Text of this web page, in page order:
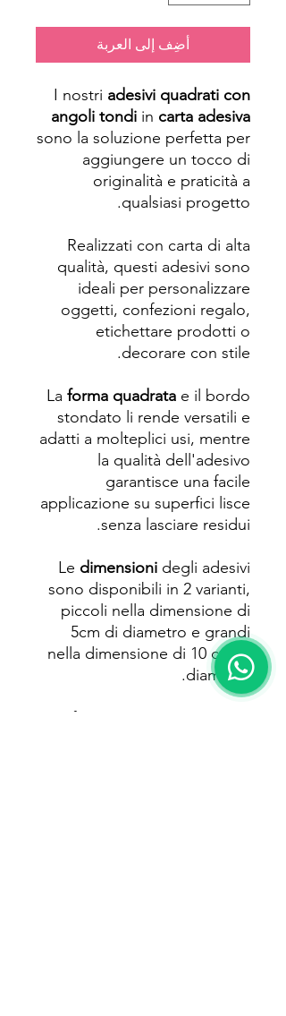
أضِف إلى العربة
I nostri adesivi quadrati con
angoli tondi in carta adesiva
sono la soluzione perfetta per
aggiungere un tocco di
originalità e praticità a
qualsiasi progetto.
Realizzati con carta di alta
qualità, questi adesivi sono
ideali per personalizzare
oggetti, confezioni regalo,
etichettare prodotti o
decorare con stile.
La forma quadrata e il bordo
stondato li rende versatili e
adatti a molteplici usi, mentre
la qualità dell'adesivo
garantisce una facile
applicazione su superfici lisce
senza lasciare residui.
Le dimensioni degli adesivi
sono disponibili in 2 varianti,
piccoli nella dimensione di
5cm di diametro e grandi
nella dimensione di 10 cm di
diametro.
Perfetti per artigiani, negozi,